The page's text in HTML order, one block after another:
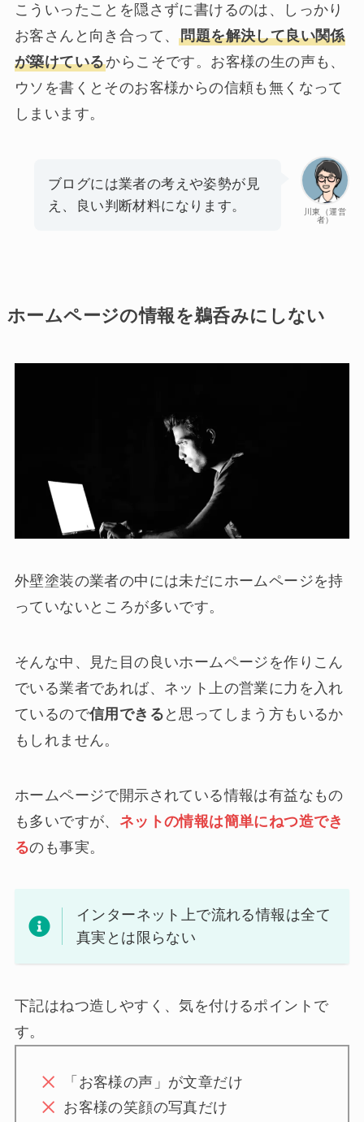
こういったことを隠さずに書けるのは、しっかり
お客さんと向き合って、問題を解決して良い関係
が築けているからこそです。お客様の生の声も、
ウソを書くとそのお客様からの信頼も無くなって
しまいます。
川東（運営
者）
ブログには業者の考えや姿勢が見
え、良い判断材料になります。
ホームページの情報を鵜呑みにしない
外壁塗装の業者の中には未だにホームページを持
っていないところが多いです。
そんな中、見た目の良いホームページを作りこん
でいる業者であれば、ネット上の営業に力を入れ
ているので信用できる と思ってしまう方もいるか
もしれません。
ホームページで開示されている情報は有益なもの
も多いですが、 ネットの情報は簡単にねつ造でき
るのも事実。
インターネット上で流れる情報は全て
真実とは限らない
下記はねつ造しやすく、気を付けるポイントで
す。
「お客様の声」が文章だけ
お客様の笑顔の写真だけ